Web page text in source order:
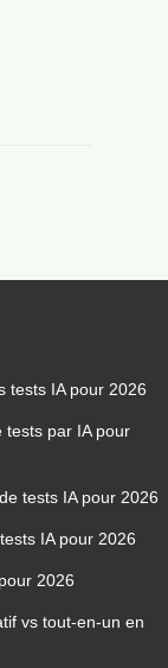
tests IA pour 2026
tests par IA pour
tests IA pour 2026
IA pour 2026
2026
vs tout-en-un en